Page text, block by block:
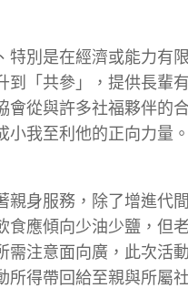
別是在經濟或能力有限
到「共參」，提供長輩
會從與許多社福夥伴的
小我至利他的正向力量
親身服務，除了增進代
食應傾向少油少鹽，但
需注意面向廣，此次活
得帶回給至親與所屬社